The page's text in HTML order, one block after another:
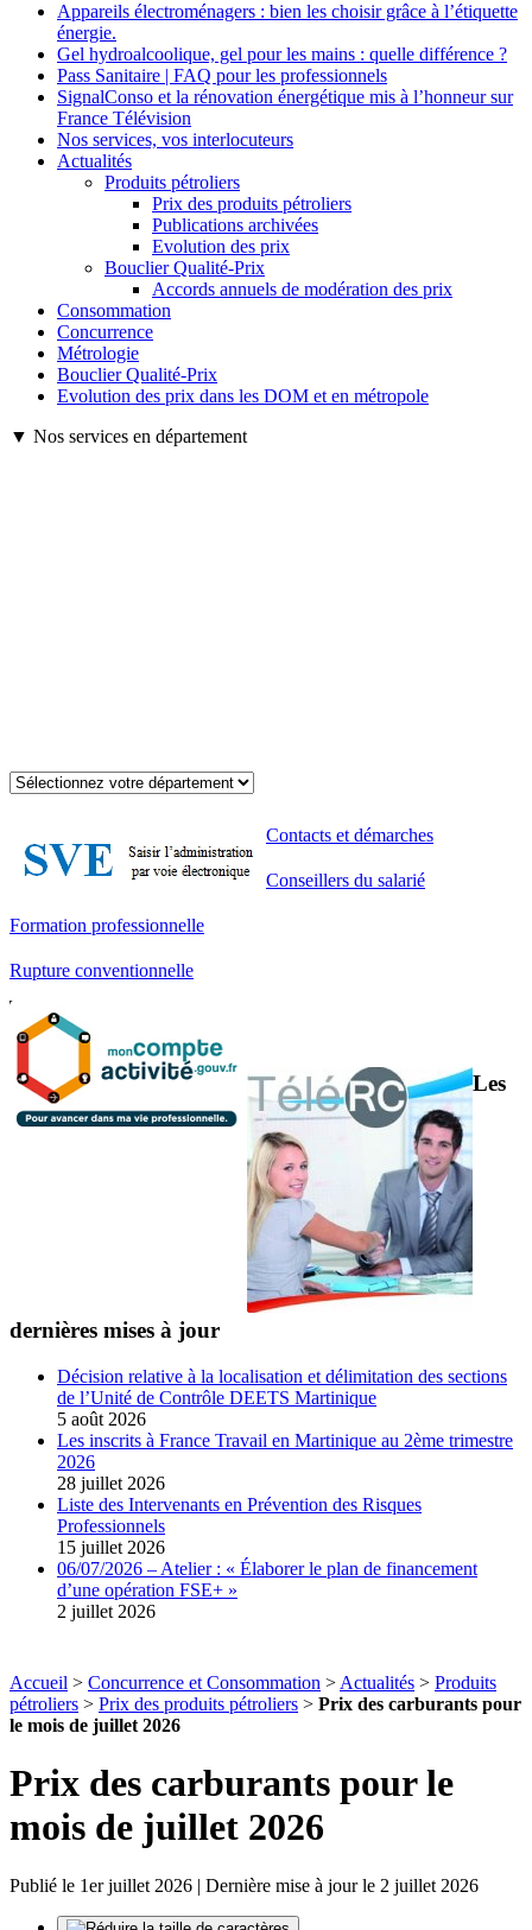
Appareils électroménagers : bien les choisir grâce à l’étiquette
énergie.
Gel hydroalcoolique, gel pour les mains : quelle différence ?
Pass Sanitaire | FAQ pour les professionnels
SignalConso et la rénovation énergétique mis à l’honneur sur
France Télévision
Nos services, vos interlocuteurs
Actualités
Produits pétroliers
Prix des produits pétroliers
Publications archivées
Evolution des prix
Bouclier Qualité-Prix
Accords annuels de modération des prix
Consommation
Concurrence
Métrologie
Bouclier Qualité-Prix
Evolution des prix dans les DOM et en métropole
▼ Nos services en département
Contacts et démarches
Conseillers du salarié
Formation professionnelle
Rupture conventionnelle
Les
dernières mises à jour
Décision relative à la localisation et délimitation des sections
de l’Unité de Contrôle DEETS Martinique
5 août 2026
Les inscrits à France Travail en Martinique au 2ème trimestre
2026
28 juillet 2026
Liste des Intervenants en Prévention des Risques
Professionnels
15 juillet 2026
06/07/2026 – Atelier : « Élaborer le plan de financement
d’une opération FSE+ »
2 juillet 2026
Accueil > Concurrence et Consommation > Actualités > Produits
pétroliers > Prix des produits pétroliers > Prix des carburants pour
le mois de juillet 2026
Prix des carburants pour le
mois de juillet 2026
Publié le 1er juillet 2026 | Dernière mise à jour le 2 juillet 2026